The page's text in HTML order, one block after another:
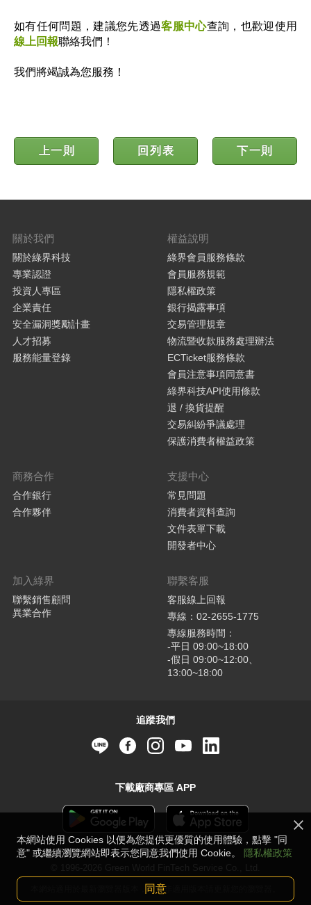
如有任何問題，建議您先透過客服中心查詢，也歡迎使用
線上回報聯絡我們！
我們將竭誠為您服務！
上一則 回列表 下一則
關於我們
關於綠界科技
專業認證
投資人專區
企業責任
安全漏洞獎勵計畫
人才招募
服務能量登錄
權益說明
綠界會員服務條款
會員服務規範
隱私權政策
銀行揭露事項
交易管理規章
物流暨收款服務處理辦法
ECTicket服務條款
會員注意事項同意書
綠界科技API使用條款
退 / 換貨提醒
交易糾紛爭議處理
保護消費者權益政策
商務合作
合作銀行
合作夥伴
支援中心
常見問題
消費者資料查詢
文件表單下載
開發者中心
加入綠界
聯繫銷售顧問
異業合作
聯繫客服
客服線上回報
專線：02-2655-1775
專線服務時間：
-平日 09:00~18:00
-假日 09:00~12:00、
13:00~18:00
追蹤我們
下載廠商專區 APP
本網站適用於最新瀏覽器版本，若並非適用版本請更新您的瀏覽器。
本網站使用 Cookies 以便為您提供更優質的使用體驗，點擊 "同
意" 或繼續瀏覽網站即表示您同意我們使用 Cookie。
隱私權政策
同意